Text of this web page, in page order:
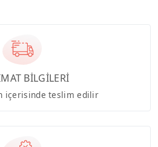
BİLGİLERİ
içerisinde teslim edilir